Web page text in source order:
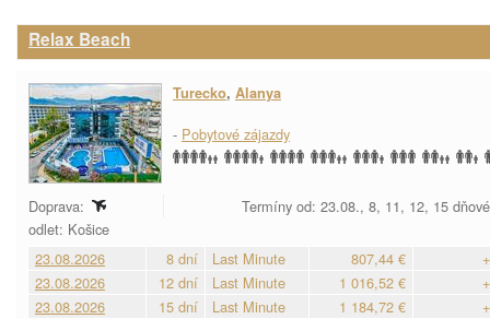
Relax Beach
Turecko, Alanya
- Pobytové zájazdy
Doprava:
Termíny od: 23.08., 8, 11, 12, 15 dňové
odlet: Košice
23.08.2026
8 dní Last Minute 807,44 €
23.08.2026
12 dní Last Minute 1 016,52 €
23.08.2026
15 dní Last Minute 1 184,72 €